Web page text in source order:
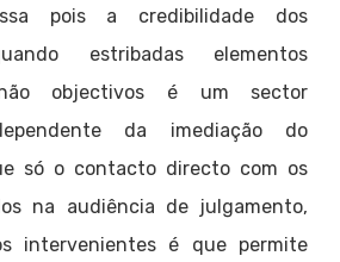
pois a credibilidade dos
estribadas elementos
objectivos é um sector
da imediação do
só o contacto directo com os
na audiência de julgamento,
intervenientes é que permite